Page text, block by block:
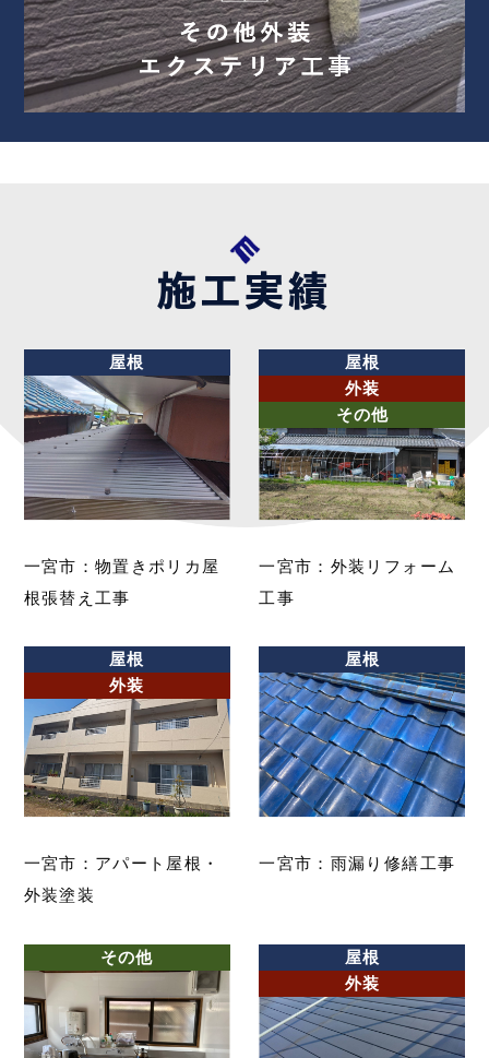
施工実績
屋根
一宮市：物置きポリカ屋
根張替え工事
屋根
外装
その他
一宮市：外装リフォーム
工事
屋根
外装
一宮市：アパート屋根・
外装塗装
屋根
一宮市：雨漏り修繕工事
その他
屋根
外装